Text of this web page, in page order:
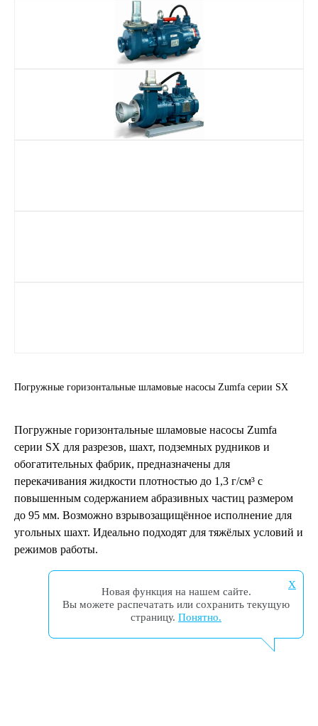
Погружные горизонтальные шламовые насосы Zumfa серии SX
Погружные горизонтальные шламовые насосы Zumfa
серии SX для разрезов, шахт, подземных рудников и
обогатительных фабрик, предназначены для
перекачивания жидкости плотностью до 1,3 г/см³ с
повышенным содержанием абразивных частиц размером
до 95 мм. Возможно взрывозащищённое исполнение для
угольных шахт. Идеально подходят для тяжёлых условий и
режимов работы.
X
Новая функция на нашем сайте.
Вы можете распечатать или сохранить текущую
страницу. Понятно.